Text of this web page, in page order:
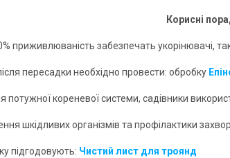
Корисні
приживлюваність забезпечать укорінювачі,
пересадки необхідно провести: обробку
потужної кореневої системи, садівники
шкідливих організмів та профілактики
підгодовують: Чистий лист для троянд